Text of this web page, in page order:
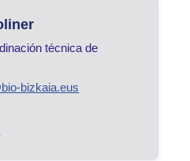
técnica de
bizkaia.eus